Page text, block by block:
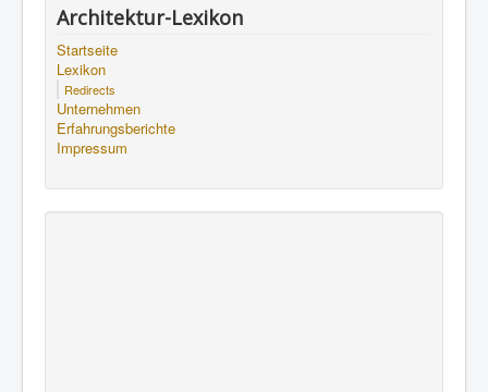
Architektur-Lexikon
Startseite
Lexikon
Redirects
Unternehmen
Erfahrungsberichte
Impressum